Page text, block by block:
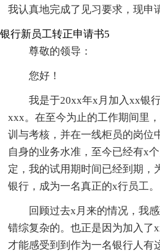
我认真地完成了见习要求，现申
银行新员工转正申请书5
尊敬的领导：
您好！
我是于20xx年x月加入xx银
xxx。在至今为止的工作期间里
训与考核，并在一线柜员的岗位
自身的业务水准，至今已经有x
定，我的试用期时间已经到期，
银行，成为一名真正的x行员工。
回顾过去x月来的情况，我
错综复杂的。也正是因为加入了
才能感受到到作为一名银行人有